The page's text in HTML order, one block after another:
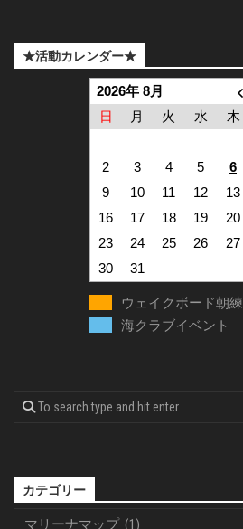
★活動カレンダー★
2026年 8月
日
月 火 水 木
2
3 4 5 6
9
10 11 12 13
16
17 18 19 20
23
24 25 26 27
30
31
ウェイクボード朝練
海クラブイベント
カテゴリー